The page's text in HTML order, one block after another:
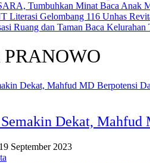
Tumbuhkan Minat Baca Anak
Ruang dan Taman Baca
Dekat,
19 September 2023